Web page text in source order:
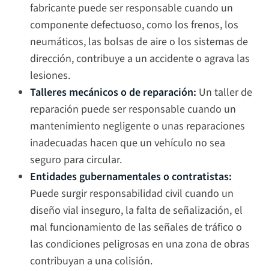
fabricante puede ser responsable cuando un
componente defectuoso, como los frenos, los
neumáticos, las bolsas de aire o los sistemas de
dirección, contribuye a un accidente o agrava las
lesiones.
Talleres mecánicos o de reparación: Un taller de
reparación puede ser responsable cuando un
mantenimiento negligente o unas reparaciones
inadecuadas hacen que un vehículo no sea
seguro para circular.
Entidades gubernamentales o contratistas:
Puede surgir responsabilidad civil cuando un
diseño vial inseguro, la falta de señalización, el
mal funcionamiento de las señales de tráfico o
las condiciones peligrosas en una zona de obras
contribuyan a una colisión.